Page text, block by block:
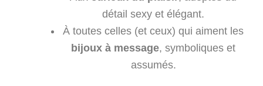
détail sexy et élégant.
À toutes celles (et ceux) qui aiment les
bijoux à message, symboliques et
assumés.